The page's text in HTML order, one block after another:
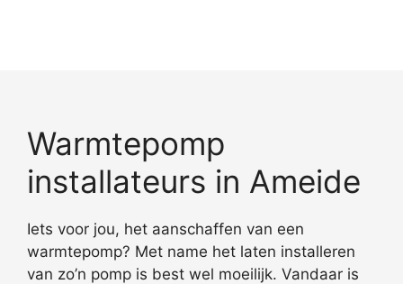
Warmtepomp
installateurs in Ameide
Iets voor jou, het aanschaffen van een
warmtepomp? Met name het laten installeren
van zo’n pomp is best wel moeilijk. Vandaar is